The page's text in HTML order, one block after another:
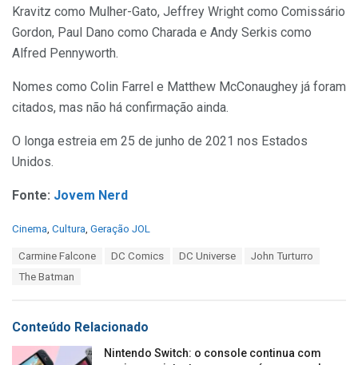
Kravitz como Mulher-Gato, Jeffrey Wright como Comissário
Gordon, Paul Dano como Charada e Andy Serkis como
Alfred Pennyworth.
Nomes como Colin Farrel e Matthew McConaughey já foram
citados, mas não há confirmação ainda.
O longa estreia em 25 de junho de 2021 nos Estados
Unidos.
Fonte: Jovem Nerd
C
i
e
Cinema, Cultura, Geração JOL
Carmine Falcone DC Comics DC Universe
John Turturro
The Batman
Conteúdo Relacionado
Nintendo Switch: o console continua com